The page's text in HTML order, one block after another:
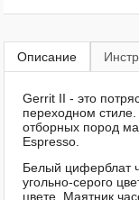
Описание
Gerrit II - это
переходном стиле.
отборных пород
Espresso.
Белый циферблат
угольно-серого
цвете. Маятник